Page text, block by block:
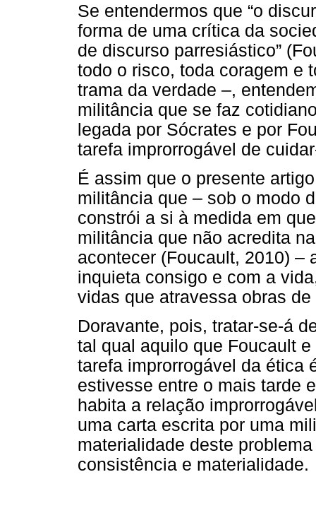
Se entendermos que “o
forma de uma crítica da
de discurso parresiástico”
todo o risco, toda coragem e
trama da verdade –,
militância que se faz
legada por Sócrates e por
tarefa improrrogável de
É assim que o presente
militância que – sob o modo
constrói a si à medida em
militância que não acredita
acontecer (Foucault, 2010) –
inquieta consigo e com a
vidas que atravessa obras de
Doravante, pois, tratar-se-á
tal qual aquilo que Foucault
tarefa improrrogável da ética
estivesse entre o mais tarde
habita a relação
uma carta escrita por uma
materialidade deste
consistência e materialidade.